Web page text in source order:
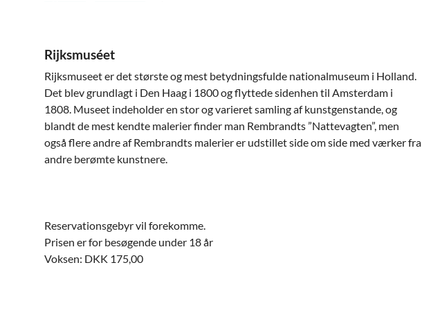
Rijksmuséet
Rijksmuseet er det største og mest betydningsfulde nationalmuseum i Holland.
Det blev grundlagt i Den Haag i 1800 og flyttede sidenhen til Amsterdam i
1808. Museet indeholder en stor og varieret samling af kunstgenstande, og
blandt de mest kendte malerier finder man Rembrandts ”Nattevagten”, men
også flere andre af Rembrandts malerier er udstillet side om side med værker fra
andre berømte kunstnere.
Reservationsgebyr vil forekomme.
Prisen er for besøgende under 18 år
Voksen: DKK 175,00